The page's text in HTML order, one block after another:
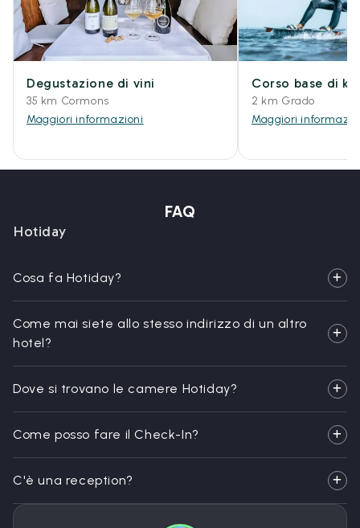
Degustazione di vini
35 km Cormons
Maggiori informazioni
Corso base di
2 km Grado
Maggiori
FAQ
Hotiday
Cosa fa Hotiday?
Come mai siete allo stesso indirizzo di un altro
hotel?
Dove si trovano le camere Hotiday?
Come posso fare il Check-In?
C'è una reception?